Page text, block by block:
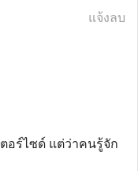
แจ้งลบ
อร์ไซด์ แต่ว่าคนรู้จัก